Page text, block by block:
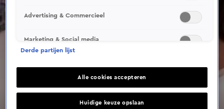
Advertising & Commercieel
Marketing & Social media
Derde partijen lijst
Alle cookies accepteren
Huidige keuze opslaan